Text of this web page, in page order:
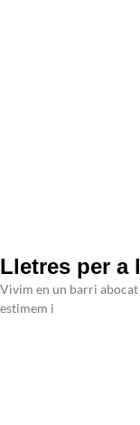
Lletres per a
Vivim en un barri
estimem i